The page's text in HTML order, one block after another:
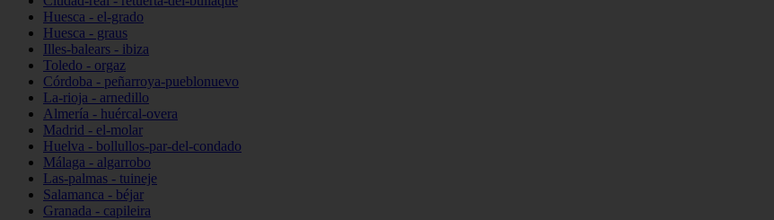
Huesca - el-grado
Huesca - graus
Illes-balears - ibiza
Toledo - orgaz
Córdoba - peñarroya-pueblonuevo
La-rioja - arnedillo
Almería - huércal-overa
Madrid - el-molar
Huelva - bollullos-par-del-condado
Málaga - algarrobo
Las-palmas - tuineje
Salamanca - béjar
Granada - capileira